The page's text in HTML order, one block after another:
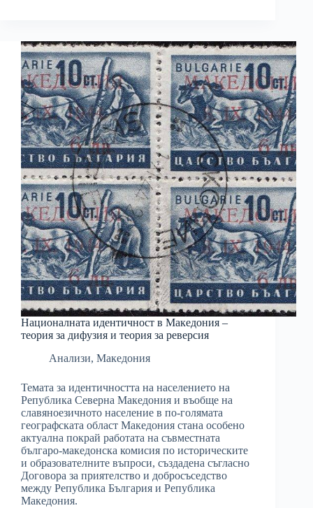
Националната идентичност в Македония –
теория за дифузия и теория за реверсия
Анализи, Македония
Темата за идентичността на населението на
Република Северна Македония и въобще на
славяноезичното население в по-голямата
географската област Македония стана особено
актуална покрай работата на съвместната
българо-македонска комисия по историческите
и образователните въпроси, създадена съгласно
Договора за приятелство и добросъседство
между Република България и Република
Македония.